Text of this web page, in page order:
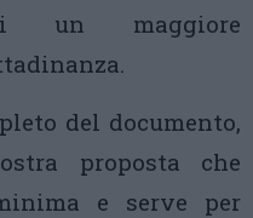
un maggiore
del documento,
proposta che
e serve per